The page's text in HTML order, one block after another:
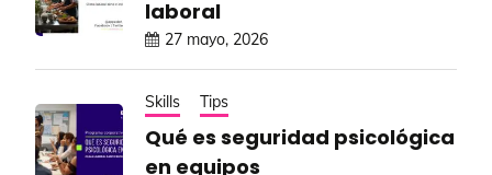
laboral
27 mayo, 2026
Skills Tips
Qué es seguridad psicológica
en equipos